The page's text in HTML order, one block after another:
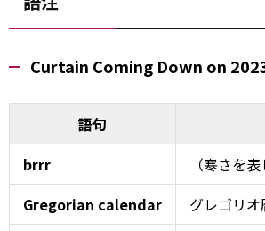
Curtain Coming Down on
語句
brrr
（寒さを
Gregorian calendar
グレゴリオ